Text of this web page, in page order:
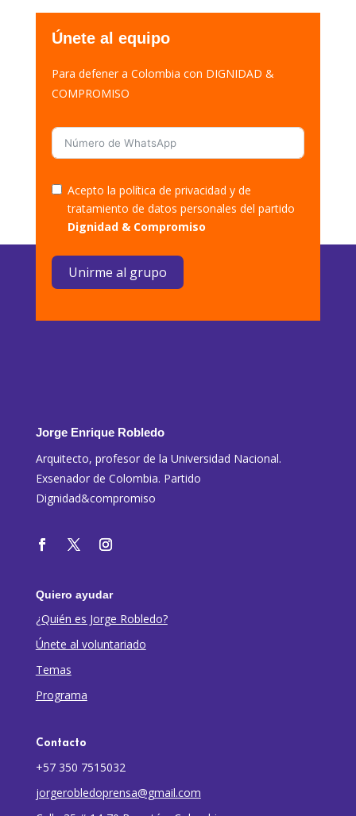
Únete al equipo
Para defener a Colombia con DIGNIDAD &
COMPROMISO
Acepto la política de privacidad y de
tratamiento de datos personales del partido
Dignidad & Compromiso
Unirme al grupo
Jorge Enrique Robledo
Arquitecto, profesor de la Universidad Nacional.
Exsenador de Colombia. Partido
Dignidad&compromiso
Quiero ayudar
¿Quién es Jorge Robledo?
Únete al voluntariado
Temas
Programa
Contacto
+57 350 7515032
jorgerobledoprensa@gmail.com